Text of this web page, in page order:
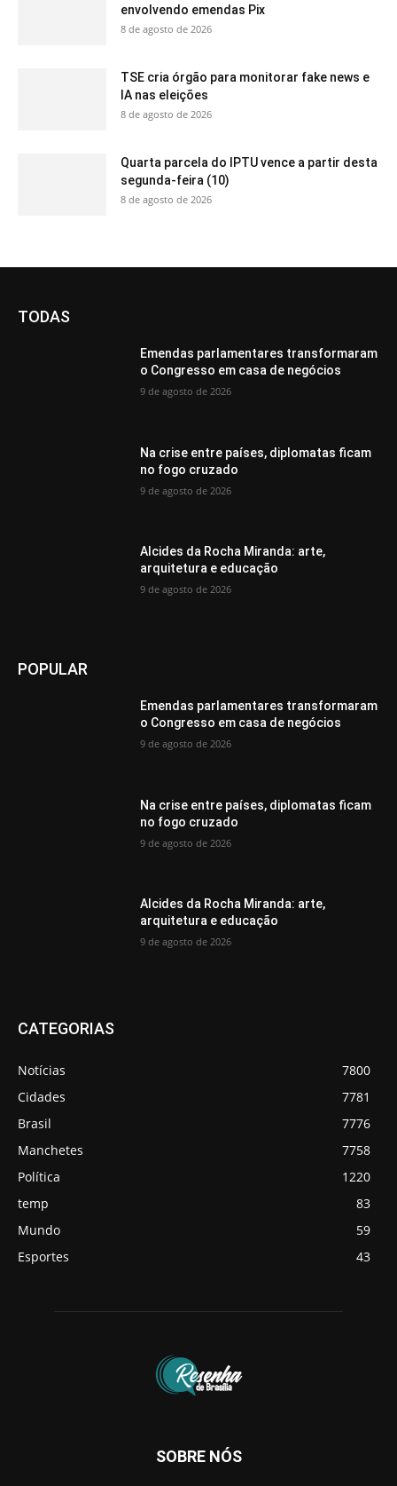
envolvendo emendas Pix
8 de agosto de 2026
TSE cria órgão para monitorar fake news e
IA nas eleições
8 de agosto de 2026
Quarta parcela do IPTU vence a partir desta
segunda-feira (10)
8 de agosto de 2026
TODAS
Emendas parlamentares transformaram
o Congresso em casa de negócios
9 de agosto de 2026
Na crise entre países, diplomatas ficam
no fogo cruzado
9 de agosto de 2026
Alcides da Rocha Miranda: arte,
arquitetura e educação
9 de agosto de 2026
POPULAR
Emendas parlamentares transformaram
o Congresso em casa de negócios
9 de agosto de 2026
Na crise entre países, diplomatas ficam
no fogo cruzado
9 de agosto de 2026
Alcides da Rocha Miranda: arte,
arquitetura e educação
9 de agosto de 2026
CATEGORIAS
Notícias
7800
Cidades
7781
Brasil
7776
Manchetes
7758
Política
1220
temp
83
Mundo
59
Esportes
43
SOBRE NÓS